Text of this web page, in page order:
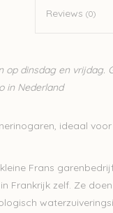
Reviews(0)
op dinsdag en vrijdag.
in Nederland
ideaal
Frans
Frankrijk zelf. Ze